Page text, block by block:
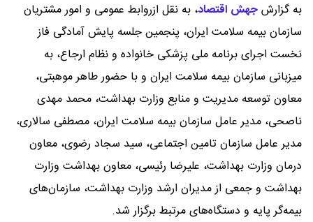
به گزارشجهش اقتصاد، به نقل ازروابط عمومی و امور مشتریان
سازمان بیمه سلامت ایران، پنجمین جلسه پایش آمادگی فاز
نخست اجرای برنامه ملی پزشکی خانواده و نظام ارجاع، به
میزبانی سازمان بیمه سلامت ایران و با حضور طاهر موهبتی،
معاون توسعه مدیریت و منابع وزارت بهداشت، محمد مهدی
ناصحی، مدیر عامل سازمان بیمه سلامت ایران، مصطفی سالاری،
مدیر عامل سازمان تامین اجتماعی، سید سجاد رضوی، معاون
درمان وزارت بهداشت، علیرضا رئیسی، معاون بهداشت وزارت
بهداشت و جمعی از مدیران ارشد وزارت بهداشت، سازمان‌های
بیمه‌گر پایه و دستگاه‌های مرتبط برگزار شد.